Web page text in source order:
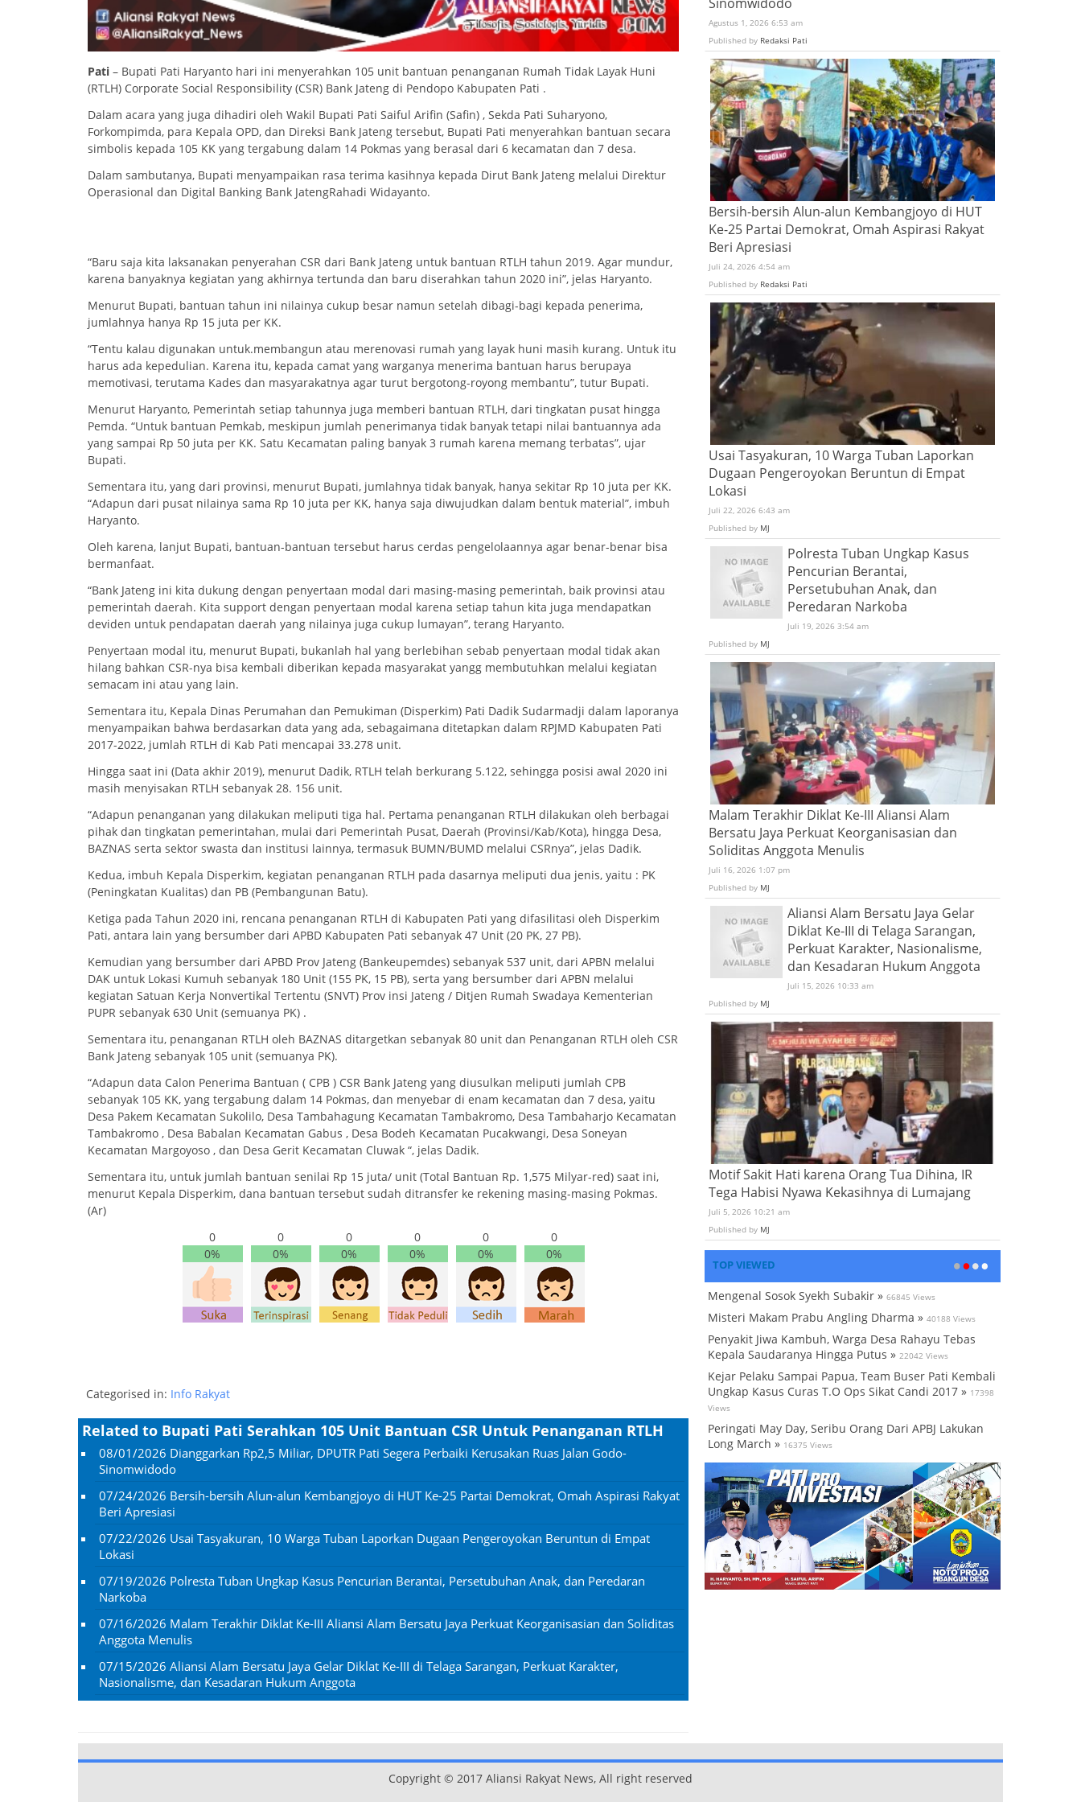
Pati – Bupati Pati Haryanto hari ini menyerahkan 105 unit bantuan penanganan Rumah Tidak Layak Huni
(RTLH) Corporate Social Responsibility (CSR) Bank Jateng di Pendopo Kabupaten Pati .
Dalam acara yang juga dihadiri oleh Wakil Bupati Pati Saiful Arifin (Safin) , Sekda Pati Suharyono,
Forkompimda, para Kepala OPD, dan Direksi Bank Jateng tersebut, Bupati Pati menyerahkan bantuan secara
simbolis kepada 105 KK yang tergabung dalam 14 Pokmas yang berasal dari 6 kecamatan dan 7 desa.
Dalam sambutanya, Bupati menyampaikan rasa terima kasihnya kepada Dirut Bank Jateng melalui Direktur
Operasional dan Digital Banking Bank JatengRahadi Widayanto.
“Baru saja kita laksanakan penyerahan CSR dari Bank Jateng untuk bantuan RTLH tahun 2019. Agar mundur,
karena banyaknya kegiatan yang akhirnya tertunda dan baru diserahkan tahun 2020 ini”, jelas Haryanto.
Menurut Bupati, bantuan tahun ini nilainya cukup besar namun setelah dibagi-bagi kepada penerima,
jumlahnya hanya Rp 15 juta per KK.
“Tentu kalau digunakan untuk.membangun atau merenovasi rumah yang layak huni masih kurang. Untuk itu
harus ada kepedulian. Karena itu, kepada camat yang warganya menerima bantuan harus berupaya
memotivasi, terutama Kades dan masyarakatnya agar turut bergotong-royong membantu”, tutur Bupati.
Menurut Haryanto, Pemerintah setiap tahunnya juga memberi bantuan RTLH, dari tingkatan pusat hingga
Pemda. “Untuk bantuan Pemkab, meskipun jumlah penerimanya tidak banyak tetapi nilai bantuannya ada
yang sampai Rp 50 juta per KK. Satu Kecamatan paling banyak 3 rumah karena memang terbatas”, ujar
Bupati.
Sementara itu, yang dari provinsi, menurut Bupati, jumlahnya tidak banyak, hanya sekitar Rp 10 juta per KK.
“Adapun dari pusat nilainya sama Rp 10 juta per KK, hanya saja diwujudkan dalam bentuk material”, imbuh
Haryanto.
Oleh karena, lanjut Bupati, bantuan-bantuan tersebut harus cerdas pengelolaannya agar benar-benar bisa
bermanfaat.
“Bank Jateng ini kita dukung dengan penyertaan modal dari masing-masing pemerintah, baik provinsi atau
pemerintah daerah. Kita support dengan penyertaan modal karena setiap tahun kita juga mendapatkan
deviden untuk pendapatan daerah yang nilainya juga cukup lumayan”, terang Haryanto.
Penyertaan modal itu, menurut Bupati, bukanlah hal yang berlebihan sebab penyertaan modal tidak akan
hilang bahkan CSR-nya bisa kembali diberikan kepada masyarakat yangg membutuhkan melalui kegiatan
semacam ini atau yang lain.
Sementara itu, Kepala Dinas Perumahan dan Pemukiman (Disperkim) Pati Dadik Sudarmadji dalam laporanya
menyampaikan bahwa berdasarkan data yang ada, sebagaimana ditetapkan dalam RPJMD Kabupaten Pati
2017-2022, jumlah RTLH di Kab Pati mencapai 33.278 unit.
Hingga saat ini (Data akhir 2019), menurut Dadik, RTLH telah berkurang 5.122, sehingga posisi awal 2020 ini
masih menyisakan RTLH sebanyak 28. 156 unit.
“Adapun penanganan yang dilakukan meliputi tiga hal. Pertama penanganan RTLH dilakukan oleh berbagai
pihak dan tingkatan pemerintahan, mulai dari Pemerintah Pusat, Daerah (Provinsi/Kab/Kota), hingga Desa,
BAZNAS serta sektor swasta dan institusi lainnya, termasuk BUMN/BUMD melalui CSRnya”, jelas Dadik.
Kedua, imbuh Kepala Disperkim, kegiatan penanganan RTLH pada dasarnya meliputi dua jenis, yaitu : PK
(Peningkatan Kualitas) dan PB (Pembangunan Batu).
Ketiga pada Tahun 2020 ini, rencana penanganan RTLH di Kabupaten Pati yang difasilitasi oleh Disperkim
Pati, antara lain yang bersumber dari APBD Kabupaten Pati sebanyak 47 Unit (20 PK, 27 PB).
Kemudian yang bersumber dari APBD Prov Jateng (Bankeupemdes) sebanyak 537 unit, dari APBN melalui
DAK untuk Lokasi Kumuh sebanyak 180 Unit (155 PK, 15 PB), serta yang bersumber dari APBN melalui
kegiatan Satuan Kerja Nonvertikal Tertentu (SNVT) Prov insi Jateng / Ditjen Rumah Swadaya Kementerian
PUPR sebanyak 630 Unit (semuanya PK) .
Sementara itu, penanganan RTLH oleh BAZNAS ditargetkan sebanyak 80 unit dan Penanganan RTLH oleh CSR
Bank Jateng sebanyak 105 unit (semuanya PK).
“Adapun data Calon Penerima Bantuan ( CPB ) CSR Bank Jateng yang diusulkan meliputi jumlah CPB
sebanyak 105 KK, yang tergabung dalam 14 Pokmas, dan menyebar di enam kecamatan dan 7 desa, yaitu
Desa Pakem Kecamatan Sukolilo, Desa Tambahagung Kecamatan Tambakromo, Desa Tambaharjo Kecamatan
Tambakromo , Desa Babalan Kecamatan Gabus , Desa Bodeh Kecamatan Pucakwangi, Desa Soneyan
Kecamatan Margoyoso , dan Desa Gerit Kecamatan Cluwak “, jelas Dadik.
Sementara itu, untuk jumlah bantuan senilai Rp 15 juta/ unit (Total Bantuan Rp. 1,575 Milyar-red) saat ini,
menurut Kepala Disperkim, dana bantuan tersebut sudah ditransfer ke rekening masing-masing Pokmas.
(Ar)
0
0%
0
0%
0
0%
0
0%
0
0%
0
0%
Categorised in: Info Rakyat
Related to Bupati Pati Serahkan 105 Unit Bantuan CSR Untuk Penanganan RTLH
08/01/2026 Dianggarkan Rp2,5 Miliar, DPUTR Pati Segera Perbaiki Kerusakan Ruas Jalan Godo-
Sinomwidodo
07/24/2026 Bersih-bersih Alun-alun Kembangjoyo di HUT Ke-25 Partai Demokrat, Omah Aspirasi Rakyat
Beri Apresiasi
07/22/2026 Usai Tasyakuran, 10 Warga Tuban Laporkan Dugaan Pengeroyokan Beruntun di Empat
Lokasi
07/19/2026 Polresta Tuban Ungkap Kasus Pencurian Berantai, Persetubuhan Anak, dan Peredaran
Narkoba
07/16/2026 Malam Terakhir Diklat Ke-III Aliansi Alam Bersatu Jaya Perkuat Keorganisasian dan Soliditas
Anggota Menulis
07/15/2026 Aliansi Alam Bersatu Jaya Gelar Diklat Ke-III di Telaga Sarangan, Perkuat Karakter,
Nasionalisme, dan Kesadaran Hukum Anggota
Agustus 1, 2026 6:53 am
Published by Redaksi Pati
Bersih-bersih Alun-alun Kembangjoyo di HUT
Ke-25 Partai Demokrat, Omah Aspirasi Rakyat
Beri Apresiasi
Juli 24, 2026 4:54 am
Published by Redaksi Pati
Usai Tasyakuran, 10 Warga Tuban Laporkan
Dugaan Pengeroyokan Beruntun di Empat
Lokasi
Juli 22, 2026 6:43 am
Published by MJ
Polresta Tuban Ungkap Kasus
Pencurian Berantai,
Persetubuhan Anak, dan
Peredaran Narkoba
Juli 19, 2026 3:54 am
Published by MJ
Malam Terakhir Diklat Ke-III Aliansi Alam
Bersatu Jaya Perkuat Keorganisasian dan
Soliditas Anggota Menulis
Juli 16, 2026 1:07 pm
Published by MJ
Aliansi Alam Bersatu Jaya Gelar
Diklat Ke-III di Telaga Sarangan,
Perkuat Karakter, Nasionalisme,
dan Kesadaran Hukum Anggota
Juli 15, 2026 10:33 am
Published by MJ
Motif Sakit Hati karena Orang Tua Dihina, IR
Tega Habisi Nyawa Kekasihnya di Lumajang
Juli 5, 2026 10:21 am
Published by MJ
TOP VIEWED
Mengenal Sosok Syekh Subakir » 66845 Views
Misteri Makam Prabu Angling Dharma » 40188 Views
Penyakit Jiwa Kambuh, Warga Desa Rahayu Tebas
Kepala Saudaranya Hingga Putus » 22042 Views
Kejar Pelaku Sampai Papua, Team Buser Pati Kembali
Ungkap Kasus Curas T.O Ops Sikat Candi 2017 » 17398
Views
Peringati May Day, Seribu Orang Dari APBJ Lakukan
Long March » 16375 Views
Copyright © 2017 Aliansi Rakyat News, All right reserved